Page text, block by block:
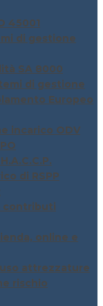
45001
di gestione
SA 8000
di gestione
Europeo
incarico ODV
di RSPP
contributi
online e
attrezzature
rischio